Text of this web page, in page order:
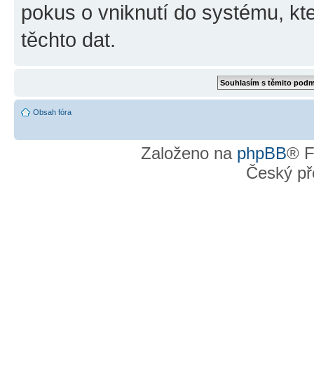
pokus o vniknutí do systému,
těchto dat.
Obsah fóra
Založeno na phpBB®
Český